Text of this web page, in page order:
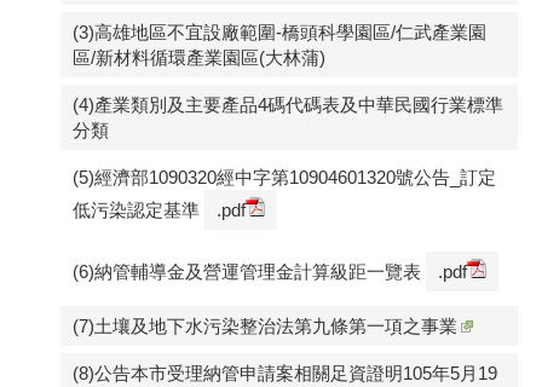
(3)高雄地區不宜設廠範圍-橋頭科學園區/仁武產業園
區/新材料循環產業園區(大林蒲)
(4)產業類別及主要產品4碼代碼表及中華民國行業標準
分類
(5)經濟部1090320經中字第10904601320號公告_訂定
低污染認定基準
.pdf
(6)納管輔導金及營運管理金計算級距一覽表 .pdf
(7)土壤及地下水污染整治法第九條第一項之事業
(8)公告本市受理納管申請案相關足資證明105年5月19